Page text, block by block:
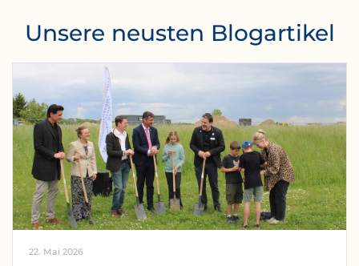
Unsere neusten Blogartikel
22. Mai 2026